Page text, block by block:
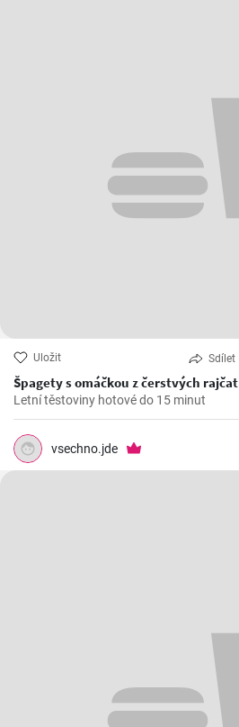
Uložit Sdílet
Špagety s omáčkou z čerstvých rajčat
Letní těstoviny hotové do 15 minut
vsechno.jde